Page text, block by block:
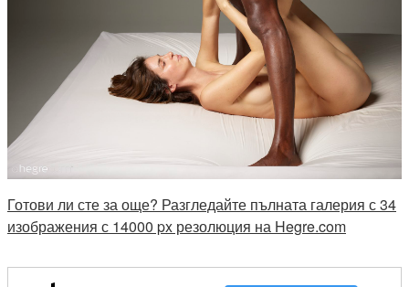
Готови ли сте за още? Разгледайте пълната галерия с 34
изображения с 14000 px резолюция на Hegre.com